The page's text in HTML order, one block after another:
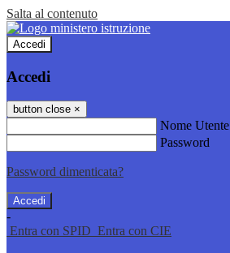
Salta al contenuto
Accedi
Accedi
button close ×
Nome Utente
Password
Password dimenticata?
-
Entra con SPID Entra con CIE